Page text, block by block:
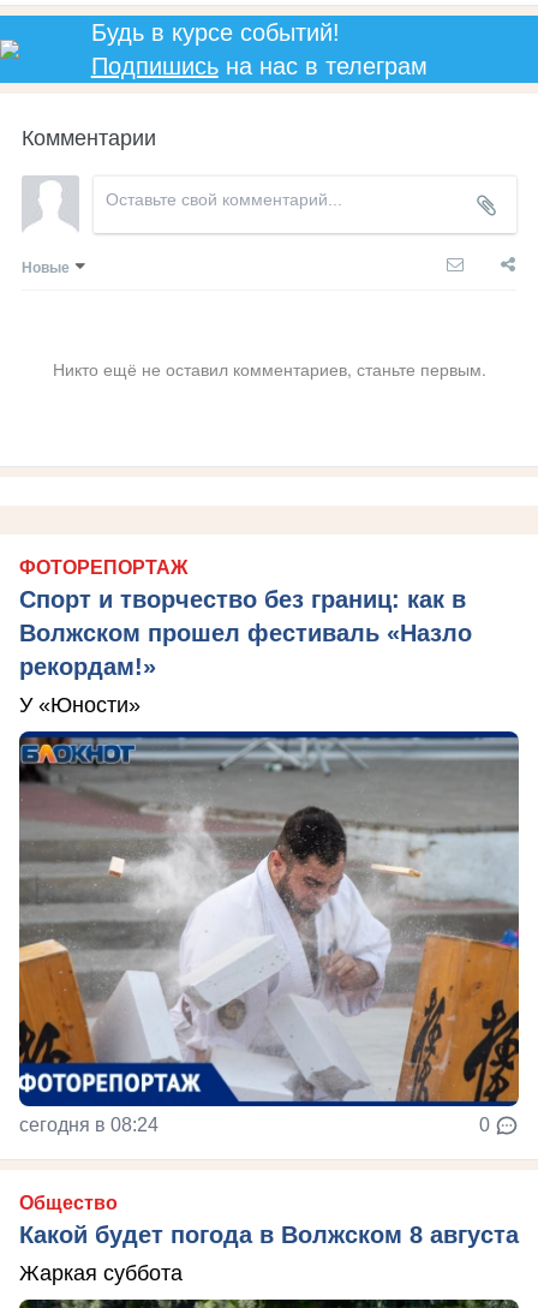
Будь в курсе событий!
Подпишисьна нас в телеграм
Комментарии
Новые
Никто ещё не оставил комментариев, станьте первым.
ФОТОРЕПОРТАЖ
Спорт и творчество без границ: как в
Волжском прошел фестиваль «Назло
рекордам!»
У «Юности»
сегодня в 08:24 0
Общество
Какой будет погода в Волжском 8 августа
Жаркая суббота